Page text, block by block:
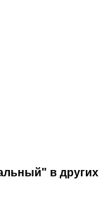
в других